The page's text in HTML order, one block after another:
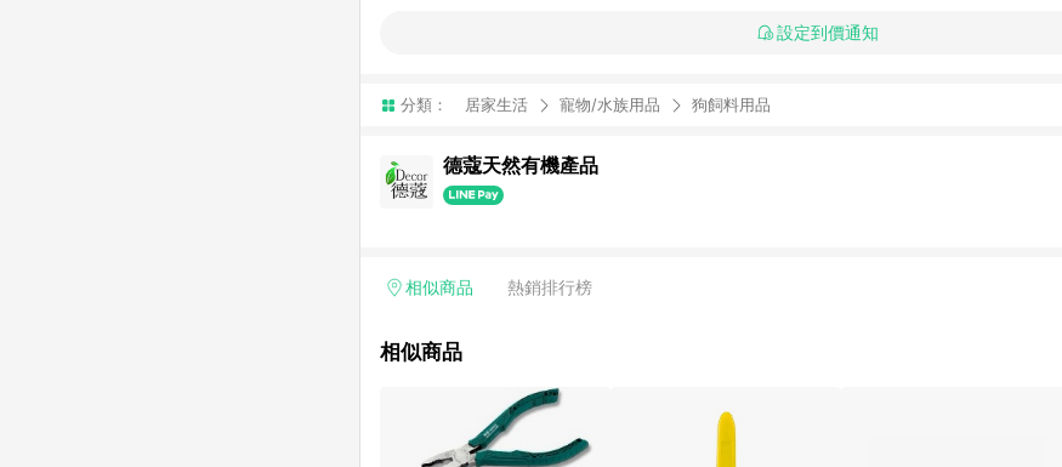
設定到價通知
分類： 居家生活 寵物/水族用品 狗飼料用品
德蔻天然有機產品
相似商品 熱銷排行榜
相似商品